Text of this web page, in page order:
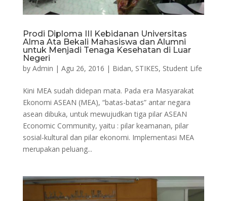
Prodi Diploma III Kebidanan Universitas
Alma Ata Bekali Mahasiswa dan Alumni
untuk Menjadi Tenaga Kesehatan di Luar
Negeri
by Admin | Agu 26, 2016 | Bidan, STIKES, Student Life
Kini MEA sudah didepan mata. Pada era Masyarakat
Ekonomi ASEAN (MEA), “batas-batas” antar negara
asean dibuka, untuk mewujudkan tiga pilar ASEAN
Economic Community, yaitu : pilar keamanan, pilar
sosial-kultural dan pilar ekonomi. Implementasi MEA
merupakan peluang...